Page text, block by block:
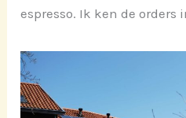
espresso. Ik ken de orders